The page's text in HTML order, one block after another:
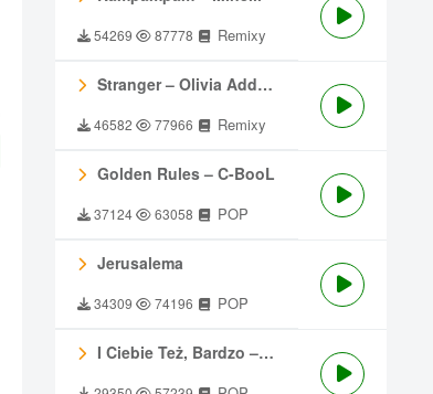
54269 87778 Remixy
Stranger – Olivia Addams
46582 77966 Remixy
Golden Rules – C-BooL
37124 63058 POP
Jerusalema
34309 74196 POP
I Ciebie Też, Bardzo – Męskie Granie